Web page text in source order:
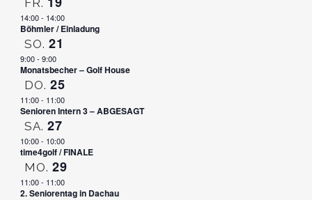
FR.
14:00- 14:00
Böhmler / Einladung
SO. 21
9:00- 9:00
Monatsbecher – Golf House
DO. 25
11:00- 11:00
Senioren Intern 3 – ABGESAGT
SA. 27
10:00- 10:00
time4golf / FINALE
MO. 29
11:00- 11:00
2. Seniorentag in Dachau